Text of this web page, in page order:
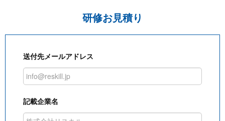
研修お見積り
送付先メールアドレス
記載企業名